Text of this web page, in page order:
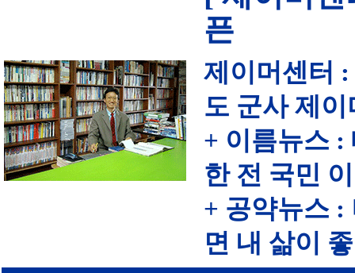
픈
제이머센터
도 군사 제
+ 이름뉴스 :
한 전 국민
+ 공약뉴스 :
면 내 삶이